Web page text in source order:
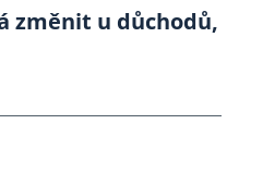
změnit u důchodů,